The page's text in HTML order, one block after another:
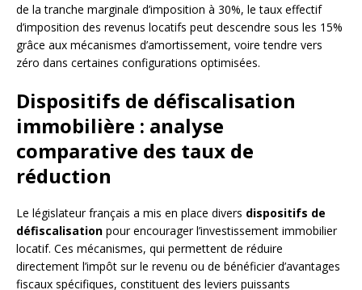
de la tranche marginale d’imposition à 30%, le taux effectif
d’imposition des revenus locatifs peut descendre sous les 15%
grâce aux mécanismes d’amortissement, voire tendre vers
zéro dans certaines configurations optimisées.
Dispositifs de défiscalisation
immobilière : analyse
comparative des taux de
réduction
Le législateur français a mis en place divers dispositifs de
défiscalisation pour encourager l’investissement immobilier
locatif. Ces mécanismes, qui permettent de réduire
directement l’impôt sur le revenu ou de bénéficier d’avantages
fiscaux spécifiques, constituent des leviers puissants